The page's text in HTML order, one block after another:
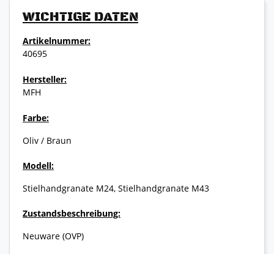
WICHTIGE DATEN
Artikelnummer:
40695
Hersteller:
MFH
Farbe:
Oliv / Braun
Modell:
Stielhandgranate M24, Stielhandgranate M43
Zustandsbeschreibung:
Neuware (OVP)